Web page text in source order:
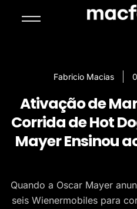
Fabricio Macias
Ativação de
Corrida de Hot
Mayer Ensinou
Quando a Oscar Mayer
seis Wienermobiles para